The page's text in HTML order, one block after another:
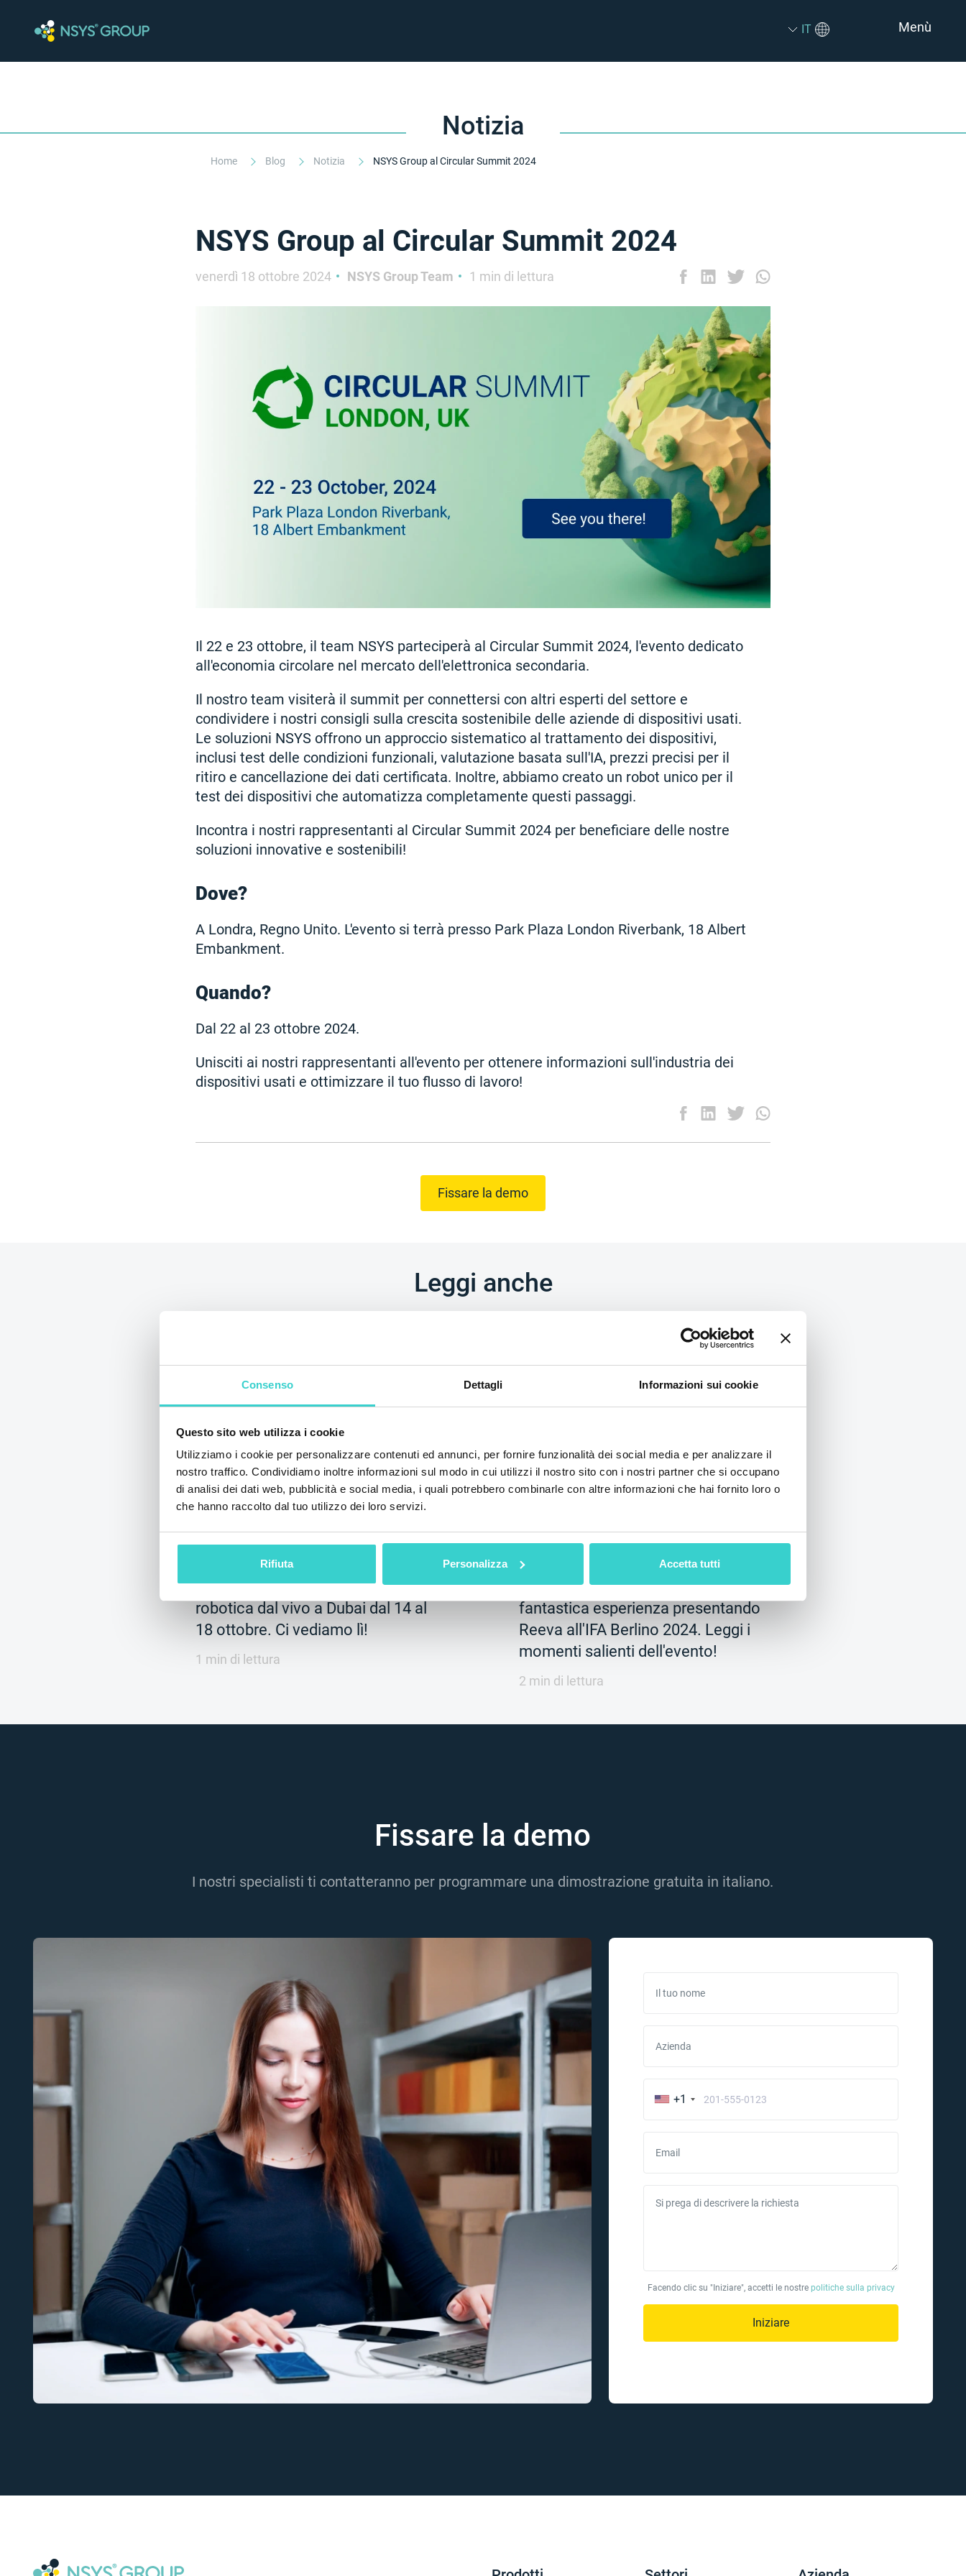
Consenso Dettagli Informazioni sui cookie
Questo sito web utilizza i cookie
Utilizziamo i cookie per personalizzare contenuti ed annunci, per fornire funzionalità dei social media e per analizzare il
nostro traffico. Condividiamo inoltre informazioni sul modo in cui utilizzi il nostro sito con i nostri partner che si occupano
di analisi dei dati web, pubblicità e social media, i quali potrebbero combinarle con altre informazioni che hai fornito loro o
che hanno raccolto dal tuo utilizzo dei loro servizi.
Rifiuta Personalizza Accetta tutti
IT Menù
Notizia
Home Blog Notizia NSYS Group al Circular Summit 2024
NSYS Group al Circular Summit 2024
venerdì 18 ottobre 2024 NSYS Group Team 1 min di lettura
Il 22 e 23 ottobre, il team NSYS parteciperà al Circular Summit 2024, l'evento dedicato
all'economia circolare nel mercato dell'elettronica secondaria.
Il nostro team visiterà il summit per connettersi con altri esperti del settore e
condividere i nostri consigli sulla crescita sostenibile delle aziende di dispositivi usati.
Le soluzioni NSYS offrono un approccio sistematico al trattamento dei dispositivi,
inclusi test delle condizioni funzionali, valutazione basata sull'IA, prezzi precisi per il
ritiro e cancellazione dei dati certificata. Inoltre, abbiamo creato un robot unico per il
test dei dispositivi che automatizza completamente questi passaggi.
Incontra i nostri rappresentanti al Circular Summit 2024 per beneficiare delle nostre
soluzioni innovative e sostenibili!
Dove?
A Londra, Regno Unito. L'evento si terrà presso Park Plaza London Riverbank, 18 Albert
Embankment.
Quando?
Dal 22 al 23 ottobre 2024.
Unisciti ai nostri rappresentanti all'evento per ottenere informazioni sull'industria dei
dispositivi usati e ottimizzare il tuo flusso di lavoro!
Fissare la demo
Leggi anche
NSYS Reeva al GITEX
GLOBAL 2024
giovedì 19 settembre 2024
NSYS Group Team
Incontra la nostra innovazione
robotica dal vivo a Dubai dal 14 al
18 ottobre. Ci vediamo lì!
1 min di lettura
NSYS Group: Impressioni
venerdì 13 settembre 2024
Il nostro team ha avuto una
fantastica esperienza presentando
Reeva all'IFA Berlino 2024. Leggi i
momenti salienti dell'evento!
2 min di lettura
Fissare la demo
I nostri specialisti ti contatteranno per programmare una dimostrazione gratuita in italiano.
Il tuo nome
Azienda
+1
Email
Si prega di descrivere la richiesta
Facendo clic su "Iniziare", accetti le nostre politiche sulla privacy
Iniziare